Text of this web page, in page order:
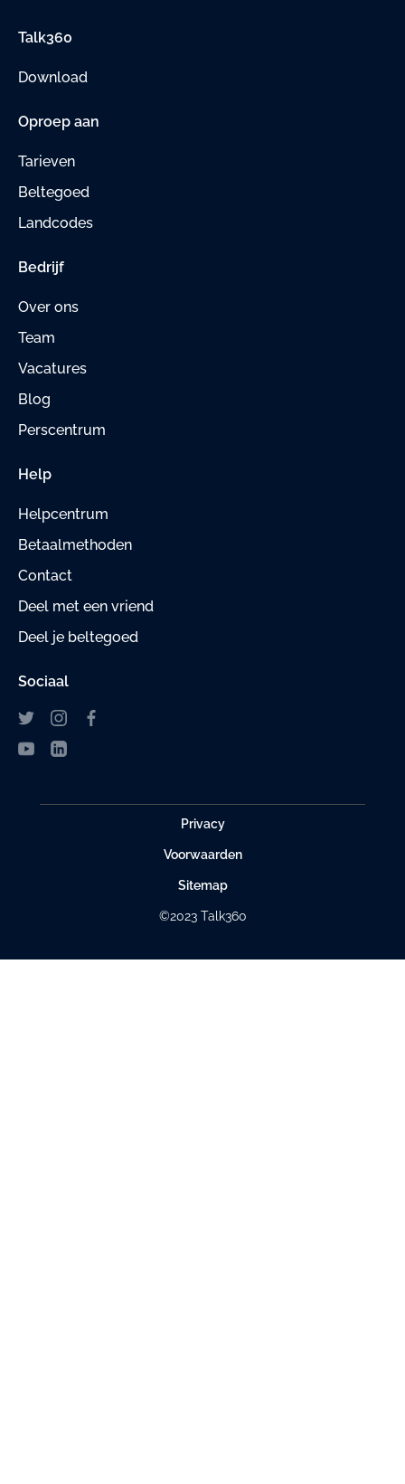
Talk360
Download
Oproep aan
Tarieven
Beltegoed
Landcodes
Bedrijf
Over ons
Team
Vacatures
Blog
Perscentrum
Help
Helpcentrum
Betaalmethoden
Contact
Deel met een vriend
Deel je beltegoed
Sociaal
Privacy
Voorwaarden
Sitemap
©2023 Talk360